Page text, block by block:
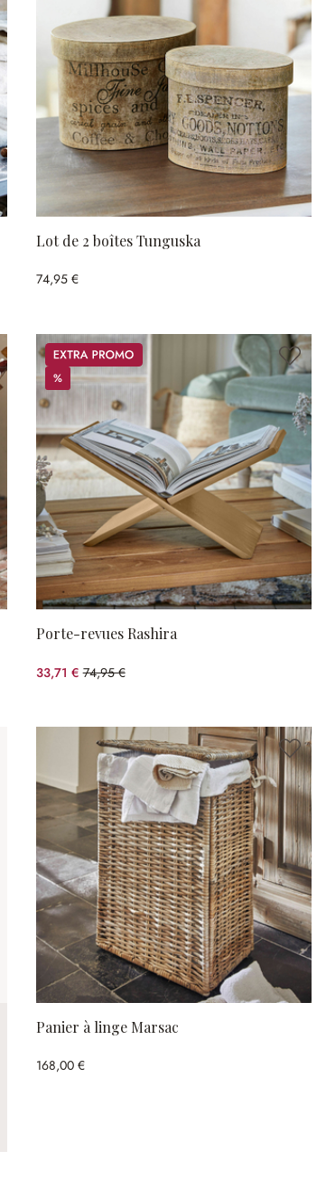
Lot de 2 boîtes Tunguska
74,95 €
Promos
%
%
Porte-revues Rashira
33,71 €74,95 €
(55.02%spared)
Panier à linge Marsac
168,00 €